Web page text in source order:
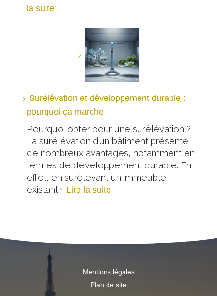
la suite
Surélévation et développement durable :
pourquoi ça marche
Pourquoi opter pour une surélévation ?
La surélévation d’un bâtiment présente
de nombreux avantages, notamment en
termes de développement durable. En
effet, en surélevant un immeuble
existant… Lire la suite
Mentions légales
Plan de site